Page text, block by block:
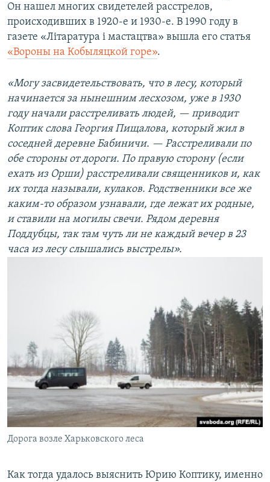
Он нашел многих свидетелей расстрелов,
происходивших в 1920-е и 1930-е. В 1990 году в
газете «Літаратура і мастацтва» вышла его статья
«Вороны на Кобыляцкой горе».
«Могу засвидетельствовать, что в лесу, который
начинается за нынешним лесхозом, уже в 1930
году начали расстреливать людей, — приводит
Коптик слова Георгия Пищалова, который жил в
соседней деревне Бабиничи. — Расстреливали по
обе стороны от дороги. По правую сторону (если
ехать из Орши) расстреливали священников и, как
их тогда называли, кулаков. Родственники все же
каким-то образом узнавали, где лежат их родные,
и ставили на могилы свечи. Рядом деревня
Поддубцы, так там чуть ли не каждый вечер в 23
часа из лесу слышались выстрелы».
Дорога возле Харьковского леса
Как тогда удалось выяснить Юрию Коптику, именно